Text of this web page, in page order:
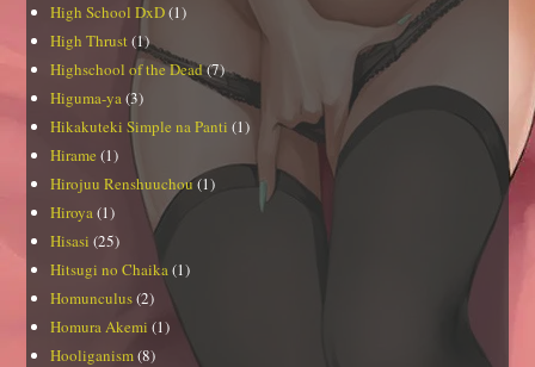
High School DxD(1)
High Thrust(1)
Highschool of the Dead(7)
Higuma-ya(3)
Hikakuteki Simple na Panti (1)
Hirame (1)
Hirojuu Renshuuchou(1)
Hiroya(1)
Hisasi (25)
Hitsugi no Chaika(1)
Homunculus(2)
Homura Akemi (1)
Hooliganism(8)